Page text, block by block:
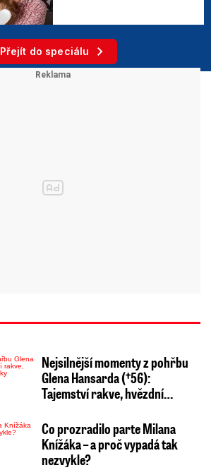
Přejít do speciálu
Nejsilnější momenty z pohřbu
Glena Hansarda (†56):
Tajemství rakve, hvězdní…
Co prozradilo parte Milana
Knížáka – a proč vypadá tak
nezvykle?